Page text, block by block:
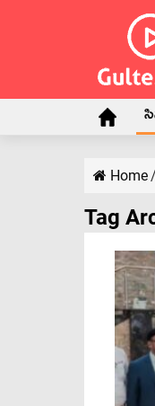
Home/
Tag